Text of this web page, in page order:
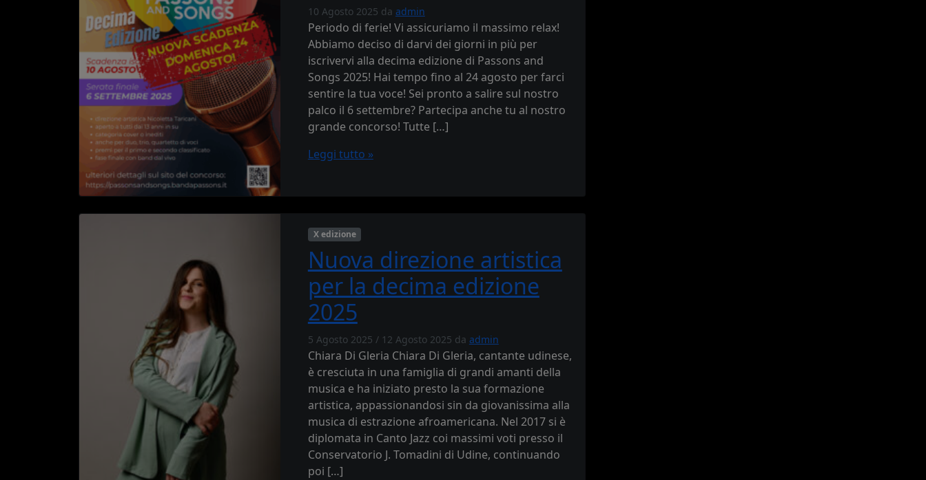
10 Agosto 2025 da admin
Periodo di ferie! Vi assicuriamo il massimo relax!
Abbiamo deciso di darvi dei giorni in più per
iscrivervi alla decima edizione di Passons and
Songs 2025! Hai tempo fino al 24 agosto per farci
sentire la tua voce! Sei pronto a salire sul nostro
palco il 6 settembre? Partecipa anche tu al nostro
grande concorso! Tutte […]
Leggi tutto »
X edizione
Nuova direzione artistica
per la decima edizione
2025
5 Agosto 2025 / 12 Agosto 2025 da admin
Chiara Di Gleria Chiara Di Gleria, cantante udinese,
è cresciuta in una famiglia di grandi amanti della
musica e ha iniziato presto la sua formazione
artistica, appassionandosi sin da giovanissima alla
musica di estrazione afroamericana. Nel 2017 si è
diplomata in Canto Jazz coi massimi voti presso il
Conservatorio J. Tomadini di Udine, continuando
poi […]